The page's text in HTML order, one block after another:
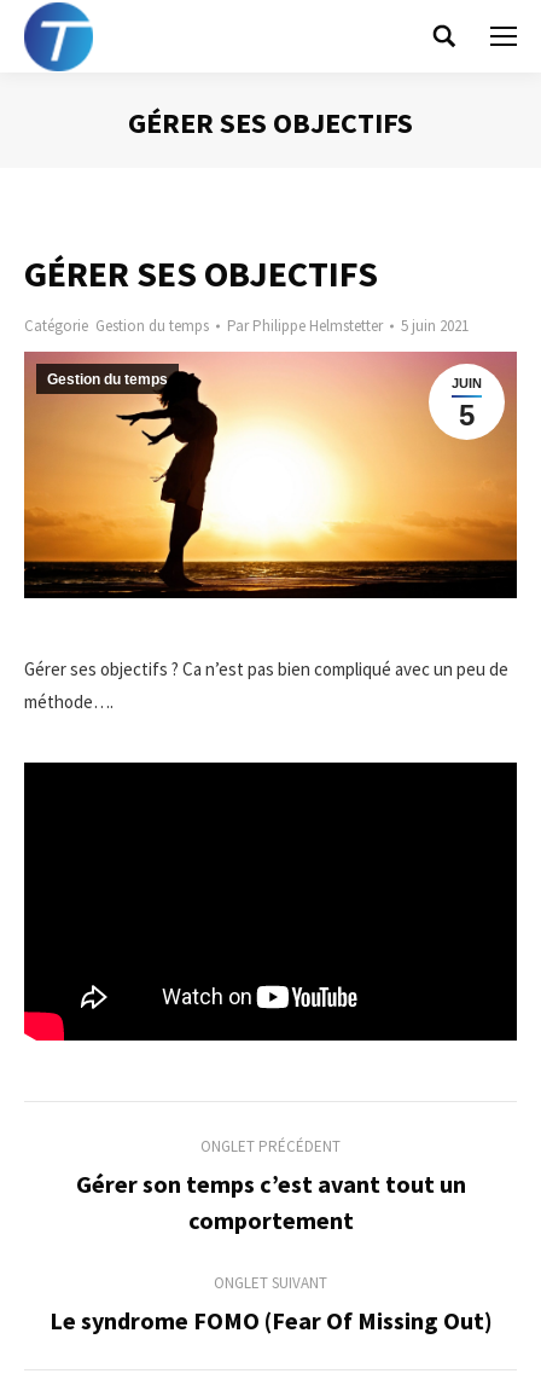
Search:
GÉRER SES OBJECTIFS
GÉRER SES OBJECTIFS
Catégorie Gestion du temps ParPhilippe Helmstetter 5 juin 2021
JUIN
5
Gestion du temps
Gérer ses objectifs ? Ca n’est pas bien compliqué avec un peu de
méthode….
commentaire
ONGLET PRÉCÉDENT
Onglet
précédent
Gérer son temps c’est avant tout un
comportement
ONGLET SUIVANT
Onglet
Le syndrome FOMO (Fear Of Missing Out)